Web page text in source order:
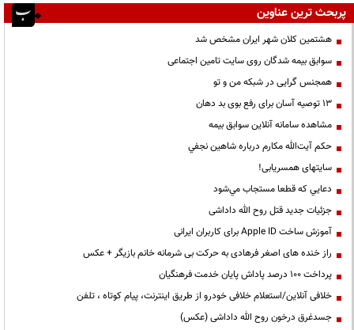
پربحث ترین عناوین
هشتمین کلان شهر ایران مشخص شد
سوابق بیمه شدگان روی سایت تامین اجتماعی
همجنس گرایی در شبکه من و تو
13 توصیه آسان برای رفع بوی بد دهان
مشاهده سامانه آنلاين سوابق بیمه
حكم آيت‌الله مكارم درباره شاهين نجفي
سایتهای همسریابی!
دعايي كه قطعا مستجاب مي‌شود
جزئیات جدید قتل روح الله داداشی
آموزش ساخت Apple ID برای کاربران ایرانی
راز خنده های اصغر فرهادی به حرکت بی شرمانه خانم بازیگر + عکس
پرداخت ۱۰۰ درصد پاداش پایان خدمت فرهنگیان
خلافی آنلاین/استعلام خلافی خودرو از طریق اینترنت، پیام کوتاه ، تلفن
جسدغرق درخون روح الله داداشی (عکس)